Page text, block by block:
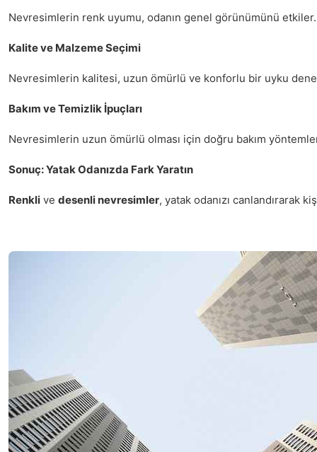
Nevresimlerin renk uyumu, odanın genel görünümünü
Kalite ve Malzeme Seçimi
Nevresimlerin kalitesi, uzun ömürlü ve konforlu bir uyku
Bakım ve Temizlik İpuçları
Nevresimlerin uzun ömürlü olması için doğru bakım
Sonuç: Yatak Odanızda Fark Yaratın
Renkli ve desenli nevresimler, yatak odanızı canlandırarak